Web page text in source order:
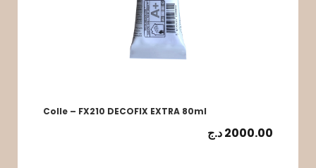
Colle – FX210 DECOFIX EXTRA 80ml
2000.00د.ج